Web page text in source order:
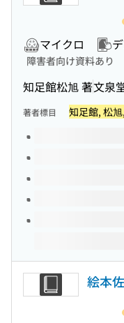
マイクロ
障害者向け資料あり
知足館松旭 著文泉
著者標目 知足館, 松
このタイトルの巻号
絵本